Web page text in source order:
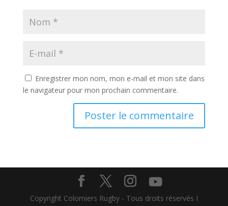
Enregistrer mon nom, mon e-mail et mon site dans
le navigateur pour mon prochain commentaire.
Copyright Colomiers Rugby - Tous droits réservés I